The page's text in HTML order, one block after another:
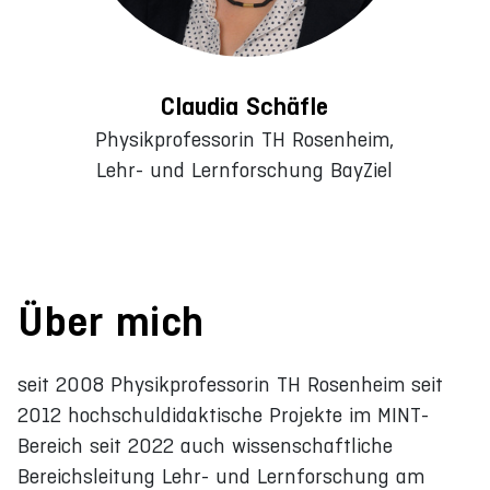
Claudia Schäfle
Physikprofessorin TH Rosenheim,
Lehr- und Lernforschung BayZiel
Über mich
seit 2008 Physikprofessorin TH Rosenheim seit
2012 hochschuldidaktische Projekte im MINT-
Bereich seit 2022 auch wissenschaftliche
Bereichsleitung Lehr- und Lernforschung am